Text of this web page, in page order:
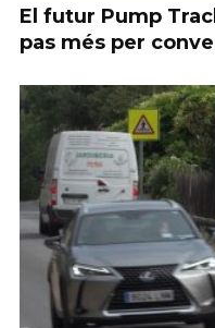
El futur Pump
pas més per